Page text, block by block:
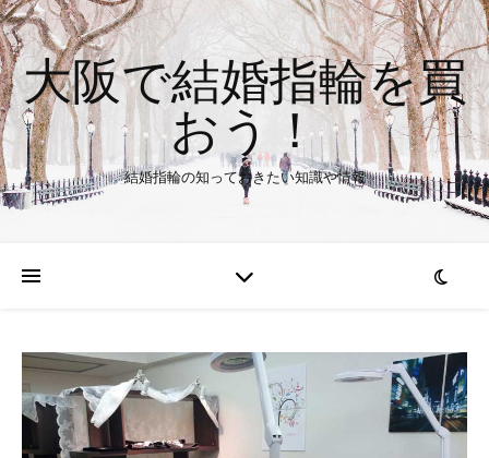
大阪で結婚指輪を買
おう！
結婚指輪の知っておきたい知識や情報